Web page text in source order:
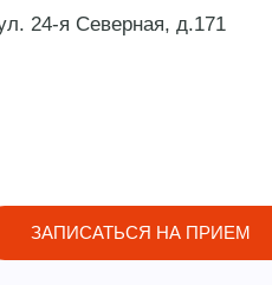
24-я Северная, д.171
ЗАПИСАТЬСЯ НА ПРИЕМ